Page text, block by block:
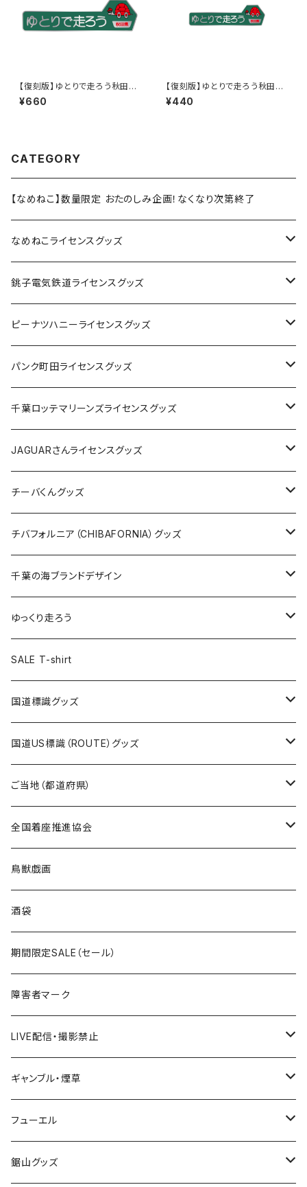
【復刻版】ゆとりで走ろう秋田県
（緑）：ステッカー（大）
¥660
【復刻版】ゆとりで走ろう秋田県
（緑）：ステッカー
¥440
CATEGORY
【なめねこ】数量限定 おたのしみ企画！なくなり次第終了
なめねこライセンスグッズ
Tシャツ
キャップ
ステッカー
缶バッジ
ホテルキーホルダー
銚子電気鉄道ライセンスグッズ
ステッカー
缶バッジ
アクリルキーホルダー
ホテルキーホルダー
クリアファイル
Tシャツ
キャップ
トートバッグ
ランチバッグ
エコバッグ
ピーナツハニーライセンスグッズ
Tシャツ
キャップ
バッグ
ステッカー
缶バッジ
キーホルダー
クリアファイル
パンク町田ライセンスグッズ
Tシャツ
キャップ
バッグ
ステッカー
缶バッジ
キーホルダー
クリアファイル
千葉ロッテマリーンズライセンスグッズ
ステッカー
ステッカー
ステッカー大
缶バッジ
缶バッジ32mm
缶バッジ54mm
エコバッグ
JAGUARさんコラボグッズ
Tシャツ
ステッカー
サコッシュ
ホテルキーホルダー
モーテルキーホルダー
トートバッグ
JAGUARさんライセンスグッズ
Tシャツ
ステッカー
缶バッジ
クリアファイル
マスク
エコバッグ
千葉ロッテマリーンズコラボ
チーバくんグッズ
Tシャツ
キャップ
エコバッグ
ステッカー
モーテルキーホルダー
ホテルキーホルダー
トートバッグ
チバフォルニア（CHIBAFORNIA）グッズ
Tシャツ
キャップ
ステッカー
ホテルキーホルダー
千葉の海ブランドデザイン
Tシャツ
キャップ
ステッカー
ゆっくり走ろう
Tシャツ
ステッカー
ホテルキーホルダー
SALE T-shirt
国道標識グッズ
ステッカー
国道0～99号線
国道100～199号線
国道600～699号線
国道700～799号線
Tシャツ
キャップ
国道US標識（ROUTE）グッズ
ステッカー
ROUTE 0～99号線
ROUTE100～199号線
ROUTE600～699号線
ROUTE700～799号線
Tシャツ
ROUTE 0～99号線
ROUTE 100～199号線
ROUTE 600～699号線
ROUTE 700～799号線
キャップ
ROUTE 0～99号線
ROUTE 100～199号線
ROUTE 600～699号線
ROUTE 700～799号線
ご当地（都道府県）
北海道
青森県
岩手県
宮城県
秋田県
Tシャツ
ステッカー
山形県
福島県
茨城県
栃木県
全国着座推進協会
ステッカー
鳥獣戯画
酒袋
期間限定SALE（セール）
障害者マーク
LIVE配信・撮影禁止
LIVE配信禁止
撮影禁止
ギャンブル・煙草
ホテルキーホルダー
たばこ・禁煙ステッカー
フューエル
ステッカー
鋸山グッズ